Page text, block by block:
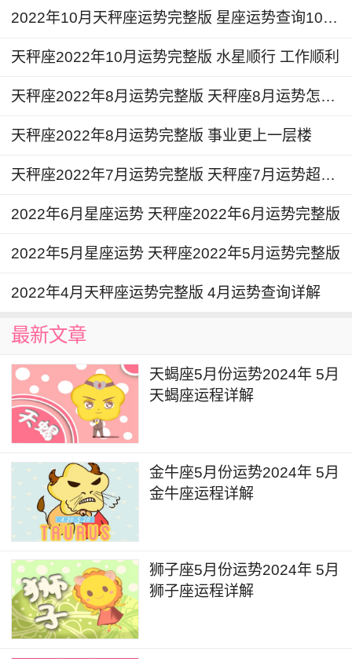
2月13日到2月17日的时间，火星和金星会相
状况的提升和转变。
尤其对于单身人士来说，未来几周的时间里可
以重点关注来自网络社交平台当中遇到的人，可能
一些聚餐，聚会和社交活动。
天秤座2024年3月详解
3月12日到3月23日的时间，金星和火星会相
继进入到双鱼座，届时在未来几周的时间里将会影
也会有所提升，同时也会遇到许多幸运的事件，让
的事宜，会比较有成效，也比较适合修养身心，会
非常有利于身心的恢复。
4月2日到4月25日的时间，水星将会在白羊座
产生本年度的第一次逆行，本次水逆将会影响到个
人感情恋爱相关领域的事宜。尤其对于非单身人士
来说，在这段时间里和另一半相处的过程中要注意
一些言谈举止，不要有过于鲁莽的行为和言语，也
不要冲动，许多事情需要三思而后行。
2022年10月天秤座运势完整版 星座运势查询10月份
天秤座2022年10月运势完整版 水星顺行 工作顺利
天秤座2022年8月运势完整版 天秤座8月运势怎么样
天秤座2022年8月运势完整版 事业更上一层楼
天秤座2022年7月运势完整版 天秤座7月运势超准了
2022年6月星座运势 天秤座2022年6月运势完整版
2022年5月星座运势 天秤座2022年5月运势完整版
2022年4月天秤座运势完整版 4月运势查询详解
最新文章
天蝎座5月份运势2024年 5月
天蝎座运程详解
金牛座5月份运势2024年 5月
金牛座运程详解
狮子座5月份运势2024年 5月
狮子座运程详解